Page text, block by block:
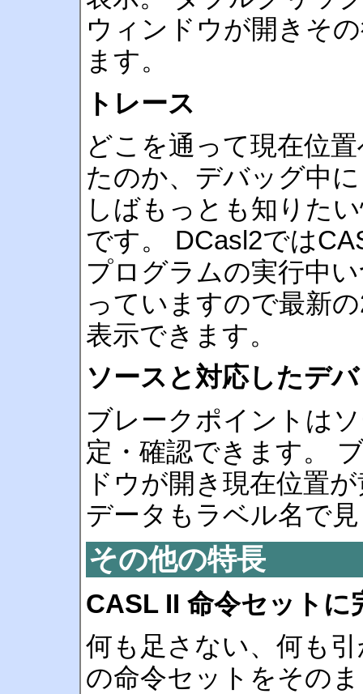
ウィンドウが開きそ
ます。
トレース
どこを通って現在位
たのか、デバッグ中
しばもっとも知りた
です。 DCasl2では
プログラムの実行中
っていますので最新
表示できます。
ソースと対応したデ
ブレークポイントは
定・確認できます。
ドウが開き現在位置
データもラベル名で
その他の特長
CASL II 命令セットに
何も足さない、何も
の命令セットをその